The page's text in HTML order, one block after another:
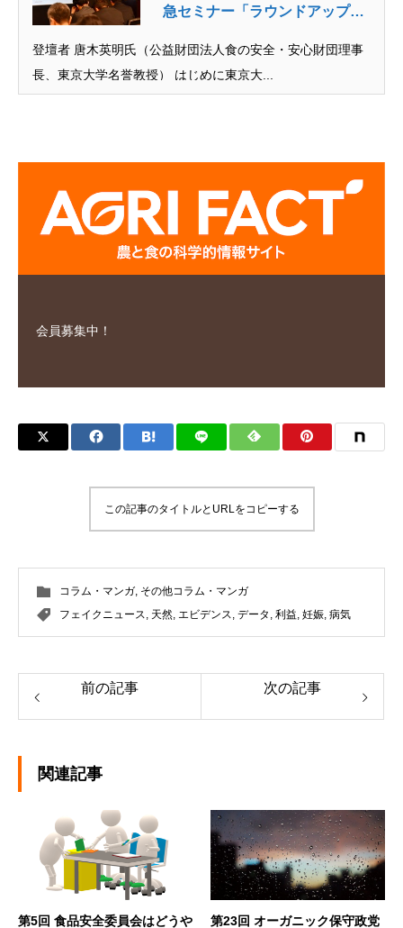
急セミナー「ラウンドアップ
登壇者 唐木英明氏（公益財団法人食の安全・安心財団理事
長、東京大学名誉教授） はじめに東京大...
会員募集中！
この記事のタイトルとURLをコピーする
コラム・マンガ その他コラム・マンガ
フェイクニュース
天然 エビデンス データ 利益 妊娠 病気
前の記事 次の記事
関連記事
第5回 食品安全委員会はどうや
第23回 オーガニック保守政党